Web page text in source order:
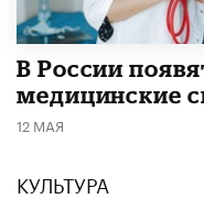
В России
медицинские
12 МАЯ
КУЛЬТУРА